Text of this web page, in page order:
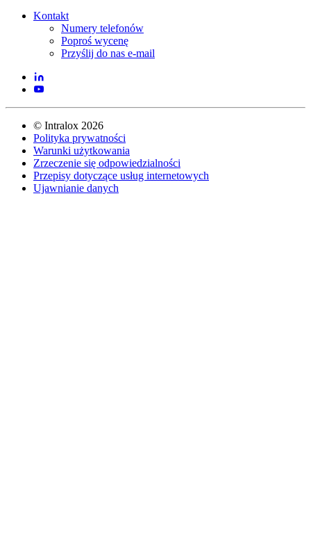
Kontakt
Numery telefonów
Poproś wycenę
Przyślij do nas e-mail
© Intralox 2026
Polityka prywatności
Warunki użytkowania
Zrzeczenie się odpowiedzialności
Przepisy dotyczące usług internetowych
Ujawnianie danych